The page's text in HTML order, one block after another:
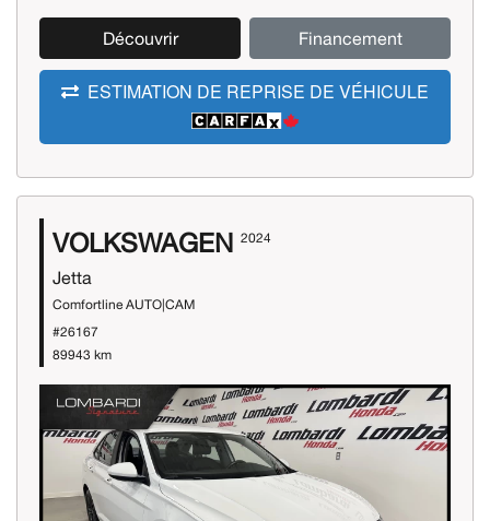
Découvrir Financement
ESTIMATION DE REPRISE DE VÉHICULE
VOLKSWAGEN 2024
Jetta
Comfortline AUTO|CAM
#26167
89943 km